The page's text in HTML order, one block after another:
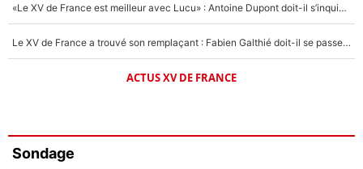
«Le XV de France est meilleur avec Lucu» : Antoine Dupont doit-il s’inquiéter pour sa place ?
Le XV de France a trouvé son remplaçant : Fabien Galthié doit-il se passer d'Antoine Dupont ?
ACTUS XV DE FRANCE
Sondage